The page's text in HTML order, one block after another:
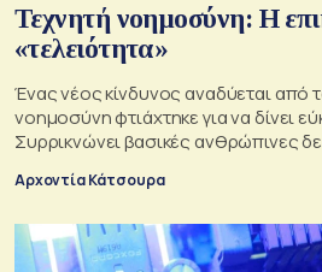
Τεχνητή νοημοσύνη: Η
«τελειότητα»
Ένας νέος κίνδυνος αναδύεται από
νοημοσύνη φτιάχτηκε για να δίνει
Συρρικνώνει βασικές ανθρώπινες
Αρχοντία Κάτσουρα